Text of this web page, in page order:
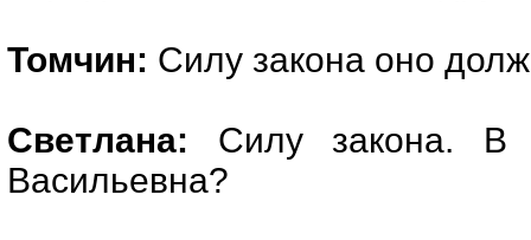
Томчин: Силу закона оно
Светлана: Силу закона. В
Васильевна?